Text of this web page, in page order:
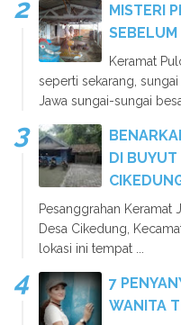
MISTERI
Keramat
seperti sekarang,
Jawa sungai-sungai
DI BUYUT
Pesanggrahan Keramat
Desa Cikedung,
lokasi ini tempat ...
7
WANITA